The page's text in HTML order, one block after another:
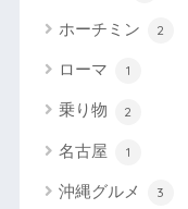
ホーチミン 2
ローマ 1
乗り物 2
名古屋 1
沖縄グルメ 3